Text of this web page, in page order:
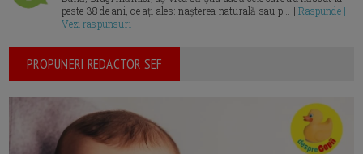
peste 38 de ani, ce ați ales: nașterea naturală sau p... |Raspunde |
Vezi raspunsuri
PROPUNERI REDACTOR SEF